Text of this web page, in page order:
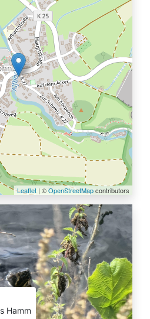
Leaflet | ©OpenStreetMapcontributors
Hamm